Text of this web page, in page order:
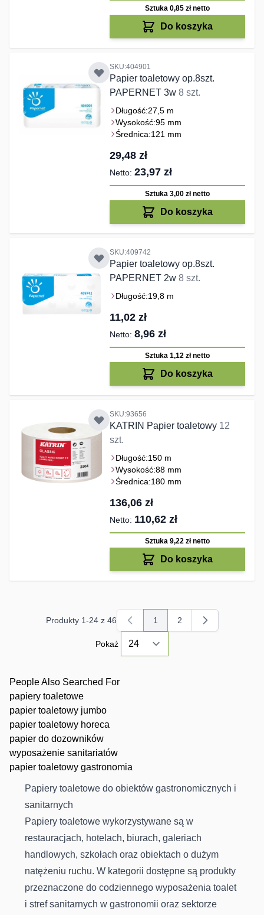
Sztuka 0,85 złnetto
Do koszyka
SKU:404901
Papier toaletowy op.8szt.
PAPERNET 3w 8 szt.
Długość:27,5 m
Wysokość:95 mm
Średnica:121 mm
29,48 zł
23,97 zł
Sztuka 3,00 złnetto
Do koszyka
SKU:409742
Papier toaletowy op.8szt.
PAPERNET 2w 8 szt.
Długość:19,8 m
11,02 zł
8,96 zł
Sztuka 1,12 złnetto
Do koszyka
SKU:93656
KATRIN Papier toaletowy 12
szt.
Długość:150 m
Wysokość:88 mm
Średnica:180 mm
136,06 zł
110,62 zł
Sztuka 9,22 złnetto
Do koszyka
Produkty 1-24z 46
Aktualnie czytasz stronę
1
Strona
2
Pokaż
People Also Searched For
papiery toaletowe
papier toaletowy jumbo
papier toaletowy horeca
papier do dozowników
wyposażenie sanitariatów
papier toaletowy gastronomia
Papiery toaletowe do obiektów gastronomicznych i
sanitarnych
Papiery toaletowe wykorzystywane są w
restauracjach, hotelach, biurach, galeriach
handlowych, szkołach oraz obiektach o dużym
natężeniu ruchu. W kategorii dostępne są produkty
przeznaczone do codziennego wyposażenia toalet
i stref sanitarnych w gastronomii oraz sektorze